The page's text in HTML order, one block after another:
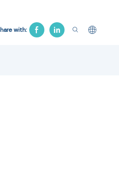
سرير المستشفىwith: